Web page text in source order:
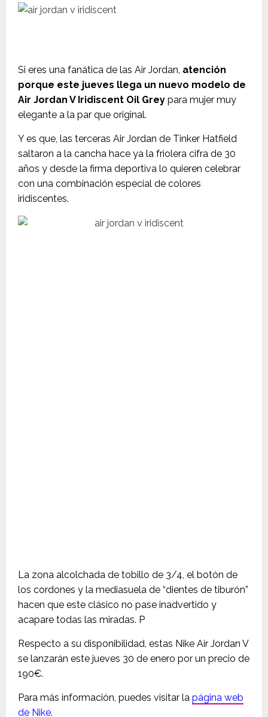
Si eres una fanática de las Air Jordan, atención
porque este jueves llega un nuevo modelo de
Air Jordan V Iridiscent Oil Grey para mujer muy
elegante a la par que original.
Y es que, las terceras Air Jordan de Tinker Hatfield
saltaron a la cancha hace ya la friolera cifra de 30
años y desde la firma deportiva lo quieren celebrar
con una combinación especial de colores
iridiscentes.
La zona alcolchada de tobillo de 3/4, el botón de
los cordones y la mediasuela de “dientes de tiburón”
hacen que este clásico no pase inadvertido y
acapare todas las miradas. P
Respecto a su disponibilidad, estas Nike Air Jordan V
se lanzarán este jueves 30 de enero por un precio de
190€.
Para más información, puedes visitar la página web
de Nike.